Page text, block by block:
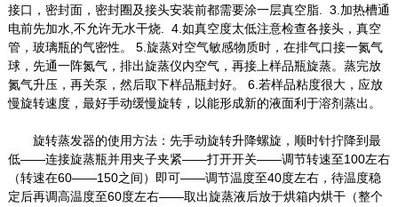
接口，密封面，密封圈及接头安装前都需要涂一层真空脂. 3.加热槽通
电前先加水,不允许无水干烧. 4.如真空度太低注意检查各接头，真空
管，玻璃瓶的气密性。 5.旋蒸对空气敏感物质时，在排气口接一氮气
球，先通一阵氮气，排出旋蒸仪内空气，再接上样品瓶旋蒸。蒸完放
氮气升压，再关泵，然后取下样品瓶封好。 6.若样品粘度很大，应放
慢旋转速度，最好手动缓慢旋转，以能形成新的液面利于溶剂蒸出。
旋转蒸发器的使用方法：先手动旋转升降螺旋，顺时针拧降到最
低——连接旋蒸瓶并用夹子夹紧——打开开关——调节转速至100左右
（转速在60——150之间）即可——调节温度至40度左右，待温度稳
定后再调高温度至60度左右——取出旋蒸液后放于烘箱内烘干（整个